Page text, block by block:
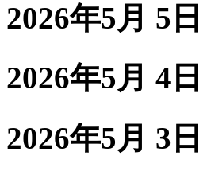
2026年5月 5
2026年5月 4
2026年5月 3